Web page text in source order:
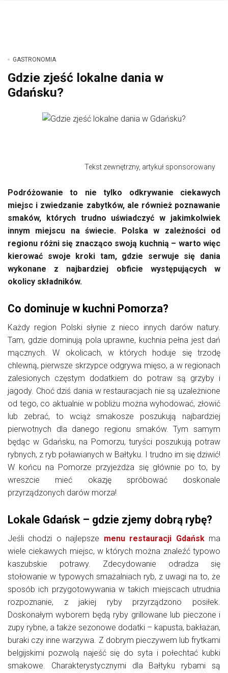
GASTRONOMIA
Gdzie zjeść lokalne dania w
Gdańsku?
Tekst zewnętrzny, artykuł sponsorowany
Podróżowanie to nie tylko odkrywanie ciekawych
miejsc i zwiedzanie zabytków, ale również poznawanie
smaków, których trudno uświadczyć w jakimkolwiek
innym miejscu na świecie. Polska w zależności od
regionu różni się znacząco swoją kuchnią – warto więc
kierować swoje kroki tam, gdzie serwuje się dania
wykonane z najbardziej obficie występujących w
okolicy składników.
Co dominuje w kuchni Pomorza?
Każdy region Polski słynie z nieco innych darów natury.
Tam, gdzie dominują pola uprawne, kuchnia pełna jest dań
mącznych. W okolicach, w których hoduje się trzodę
chlewną, pierwsze skrzypce odgrywa mięso, a w regionach
zalesionych częstym dodatkiem do potraw są grzyby i
jagody. Choć dziś dania w restauracjach nie są uzależnione
od tego, co aktualnie w pobliżu można wyhodować, złowić
lub zebrać, to wciąż smakosze poszukują najbardziej
pierwotnych dla danego regionu smaków. Tym samym
będąc w Gdańsku, na Pomorzu, turyści poszukują potraw
rybnych, z ryb poławianych w Bałtyku. I trudno im się dziwić!
W końcu na Pomorze przyjeżdża się głównie po to, by
wreszcie mieć okazję spróbować doskonale
przyrządzonych darów morza!
Lokale Gdańsk – gdzie zjemy dobrą rybę?
Jeśli chodzi o najlepsze menu restauracji Gdańskma
wiele ciekawych miejsc, w których można znaleźć typowo
kaszubskie potrawy. Zdecydowanie odradza się
stołowanie w typowych smażalniach ryb, z uwagi na to, że
sposób ich przygotowywania w takich miejscach utrudnia
rozpoznanie, z jakiej ryby przyrządzono posiłek.
Doskonałym wyborem będą ryby grillowane lub pieczone i
zupy rybne, a także sezonowe dodatki – kapusta, bakłażan,
buraki czy inne warzywa. Z dobrym pieczywem lub frytkami
belgijskimi pozwolą najeść się do syta i połechtać kubki
smakowe. Charakterystycznymi dla Bałtyku rybami są